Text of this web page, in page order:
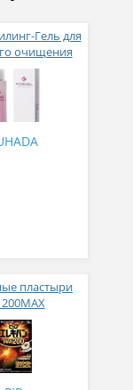
Гель для
очищения
пластыри
200MAX